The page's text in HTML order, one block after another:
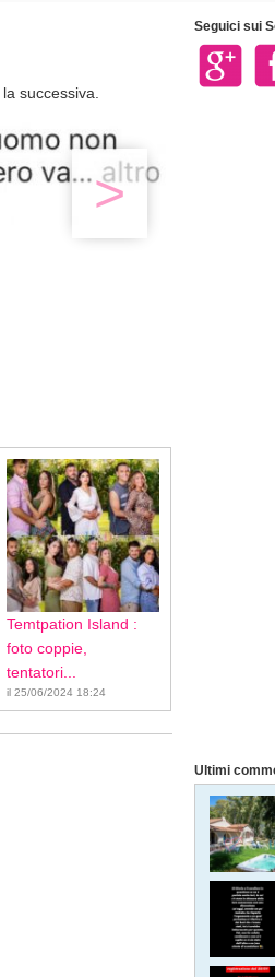
successiva.
>
Temtpation Island :
foto coppie,
tentatori...
il 25/06/2024 18:24
Seguici sui
Ultimi